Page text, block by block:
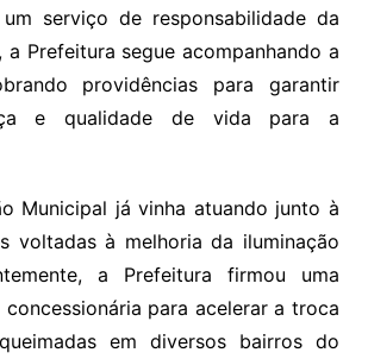
serviço de responsabilidade da
a Prefeitura segue acompanhando a
providências para garantir
e qualidade de vida para a
Municipal já vinha atuando junto à
voltadas à melhoria da iluminação
a Prefeitura firmou uma
para acelerar a troca
em diversos bairros do